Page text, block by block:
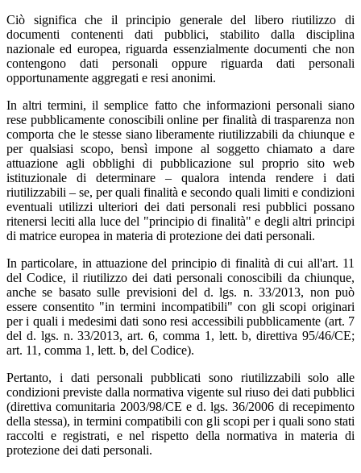
Ciò significa che il principio generale del libero riutilizzo di
documenti contenenti dati pubblici, stabilito dalla disciplina
nazionale ed europea, riguarda essenzialmente documenti che non
contengono dati personali oppure riguarda dati personali
opportunamente aggregati e resi anonimi.
In altri termini, il semplice fatto che informazioni personali siano
rese pubblicamente conoscibili online per finalità di trasparenza non
comporta che le stesse siano liberamente riutilizzabili da chiunque e
per qualsiasi scopo, bensì impone al soggetto chiamato a dare
attuazione agli obblighi di pubblicazione sul proprio sito web
istituzionale di determinare – qualora intenda rendere i dati
riutilizzabili – se, per quali finalità e secondo quali limiti e condizioni
eventuali utilizzi ulteriori dei dati personali resi pubblici possano
ritenersi leciti alla luce del "principio di finalità" e degli altri principi
di matrice europea in materia di protezione dei dati personali.
In particolare, in attuazione del principio di finalità di cui all'art. 11
del Codice, il riutilizzo dei dati personali conoscibili da chiunque,
anche se basato sulle previsioni del d. lgs. n. 33/2013, non può
essere consentito "in termini incompatibili" con gli scopi originari
per i quali i medesimi dati sono resi accessibili pubblicamente (art. 7
del d. lgs. n. 33/2013, art. 6, comma 1, lett. b, direttiva 95/46/CE;
art. 11, comma 1, lett. b, del Codice).
Pertanto, i dati personali pubblicati sono riutilizzabili solo alle
condizioni previste dalla normativa vigente sul riuso dei dati pubblici
(direttiva comunitaria 2003/98/CE e d. lgs. 36/2006 di recepimento
della stessa), in termini compatibili con gli scopi per i quali sono stati
raccolti e registrati, e nel rispetto della normativa in materia di
protezione dei dati personali.